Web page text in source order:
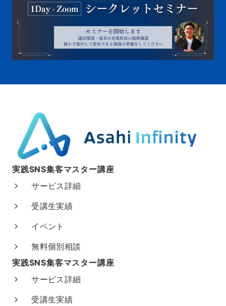
実践SNS集客マスター講座
サービス詳細
受講生実績
イベント
無料個別相談
実践SNS集客マスター講座
サービス詳細
受講生実績